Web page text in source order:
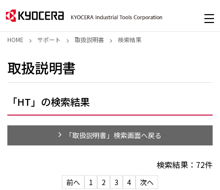
HOME サポート 取扱説明書 検索結果
取扱説明書
「HT」の検索結果
「取扱説明書」検索画面へ戻る
検索結果： 72件
前へ 1 2 3 4 次へ